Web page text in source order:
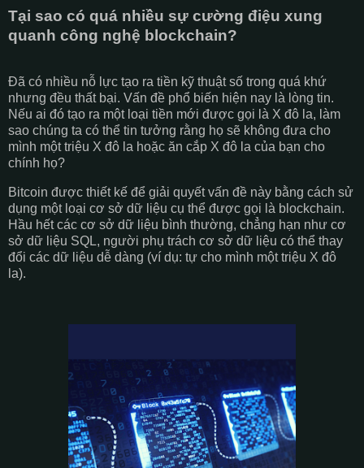
Tại sao có quá nhiều sự cường điệu xung
quanh công nghệ blockchain?
Đã có nhiều nỗ lực tạo ra tiền kỹ thuật số trong quá khứ
nhưng đều thất bại. Vấn đề phổ biến hiện nay là lòng tin.
Nếu ai đó tạo ra một loại tiền mới được gọi là X đô la, làm
sao chúng ta có thể tin tưởng rằng họ sẽ không đưa cho
mình một triệu X đô la hoặc ăn cắp X đô la của bạn cho
chính họ?
Bitcoin được thiết kế để giải quyết vấn đề này bằng cách sử
dụng một loại cơ sở dữ liệu cụ thể được gọi là blockchain.
Hầu hết các cơ sở dữ liệu bình thường, chẳng hạn như cơ
sở dữ liệu SQL, người phụ trách cơ sở dữ liệu có thể thay
đổi các dữ liệu dễ dàng (ví dụ: tự cho mình một triệu X đô
la).